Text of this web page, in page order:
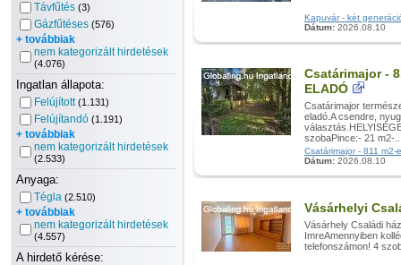
Távfűtés (3)
Gázfűtéses (576)
+ továbbiak
nem kategorizált hirdetések
(4.076)
Ingatlan állapota:
Felújított (1.131)
Felújítandó (1.191)
+ továbbiak
nem kategorizált hirdetések
(2.533)
Anyaga:
Tégla (2.510)
+ továbbiak
nem kategorizált hirdetések
(4.557)
A hirdető kérése:
Kapuvár - két
Dátum: 2026.08.10
Csatárimajor -
ELADÓ
Csatárimajor
eladó.A csendre,
szobaPince:- 21 m2-
Csatárimajor - 811
Dátum: 2026.08.10
Vásárhelyi
Vásárhely Családi
ImreAmennyiben
telefonszámon! 4